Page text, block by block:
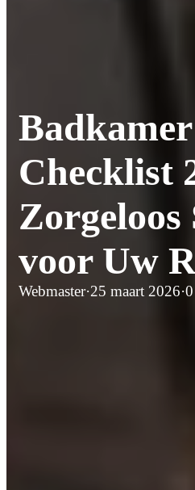
Checklist
voor Uw
Webmaster·25 maart 2026·